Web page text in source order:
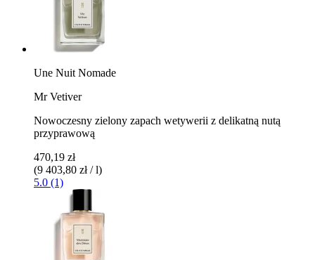
Une Nuit Nomade
Mr Vetiver
Nowoczesny zielony zapach wetywerii z delikatną nutą
przyprawową
470,19 zł
(9 403,80 zł / l)
5.0 (1)